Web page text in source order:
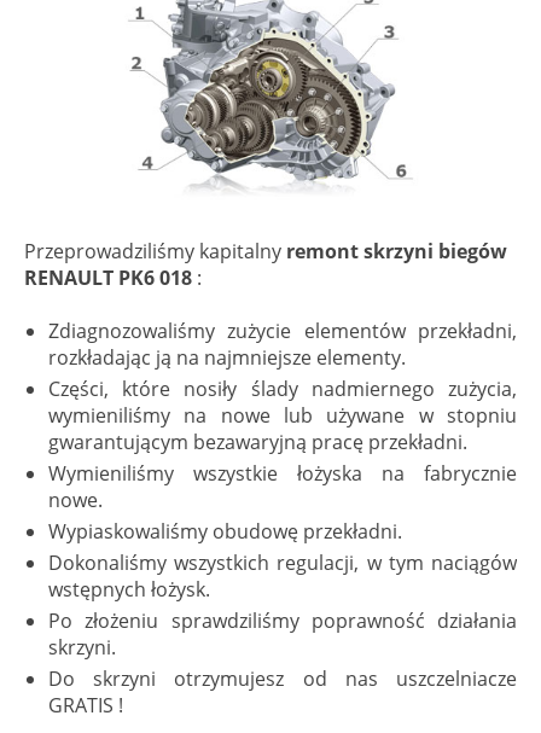
Przeprowadziliśmy kapitalny remont skrzyni biegów
RENAULT PK6 018 :
Zdiagnozowaliśmy zużycie elementów przekładni,
rozkładając ją na najmniejsze elementy.
Części, które nosiły ślady nadmiernego zużycia,
wymieniliśmy na nowe lub używane w stopniu
gwarantującym bezawaryjną pracę przekładni.
Wymieniliśmy wszystkie łożyska na fabrycznie
nowe.
Wypiaskowaliśmy obudowę przekładni.
Dokonaliśmy wszystkich regulacji, w tym naciągów
wstępnych łożysk.
Po złożeniu sprawdziliśmy poprawność działania
skrzyni.
Do skrzyni otrzymujesz od nas uszczelniacze
GRATIS !